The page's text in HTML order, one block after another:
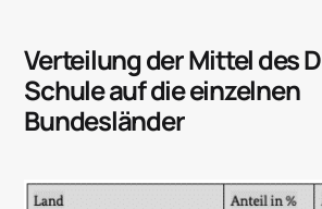
Verteilung der Mittel des
Schule auf die einzelnen
Bundesländer